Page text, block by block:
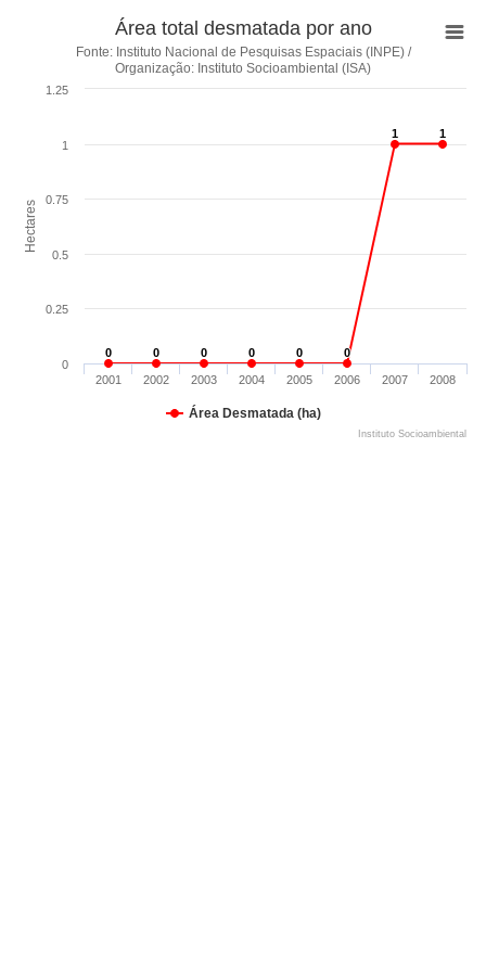
Hectares
Área total desmatada por ano
Fonte: Instituto Nacional de Pesquisas Espaciais (INPE) /
Organização: Instituto Socioambiental (ISA)
0
0 0
0 0
0 0
0 0
0 0
0
1
1 1
1
Área Desmatada (ha)
2001 2002 2003 2004 2005 2006 2007 2008
0
0.25
0.5
0.75
1
1.25
Instituto Socioambiental